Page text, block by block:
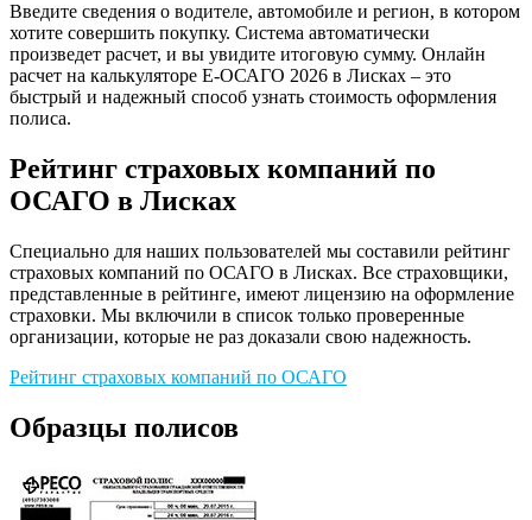
Введите сведения о водителе, автомобиле и регион, в котором
хотите совершить покупку. Система автоматически
произведет расчет, и вы увидите итоговую сумму. Онлайн
расчет на калькуляторе Е-ОСАГО 2026 в Лисках – это
быстрый и надежный способ узнать стоимость оформления
полиса.
Рейтинг страховых компаний по
ОСАГО в Лисках
Специально для наших пользователей мы составили рейтинг
страховых компаний по ОСАГО в Лисках. Все страховщики,
представленные в рейтинге, имеют лицензию на оформление
страховки. Мы включили в список только проверенные
организации, которые не раз доказали свою надежность.
Рейтинг страховых компаний по ОСАГО
Образцы полисов